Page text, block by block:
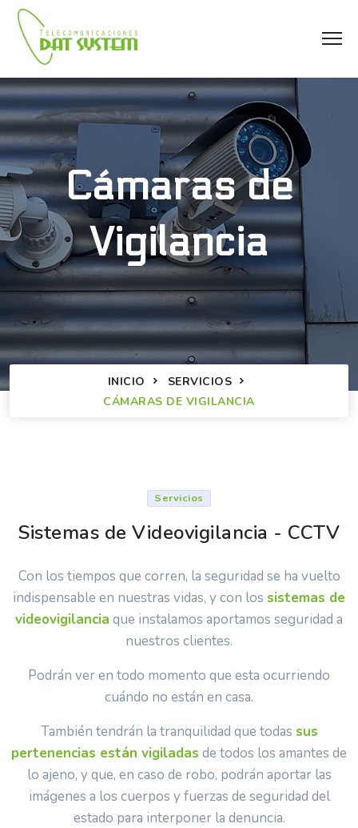
Cámaras de
Vigilancia
INICIO
SERVICIOS
CÁMARAS DE VIGILANCIA
Servicios
Sistemas de Videovigilancia - CCTV
Con los tiempos que corren, la seguridad se ha vuelto
indispensable en nuestras vidas, y con los sistemas de
videovigilancia que instalamos aportamos seguridad a
nuestros clientes.
Podrán ver en todo momento que esta ocurriendo
cuándo no están en casa.
También tendrán la tranquilidad que todas sus
pertenencias están vigiladas de todos los amantes de
lo ajeno, y que, en caso de robo, podrán aportar las
imágenes a los cuerpos y fuerzas de seguridad del
estado para interponer la denuncia.